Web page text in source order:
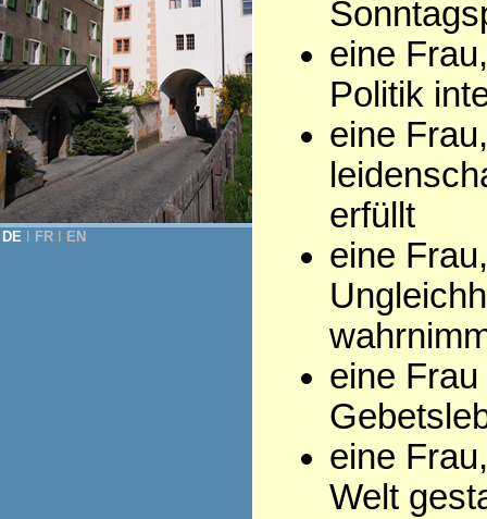
DE FR EN
eine
Politik
eine
erfüllt
eine
eine
eine
Welt